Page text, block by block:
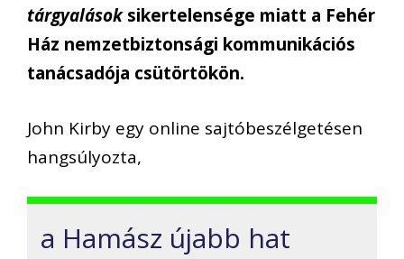
tárgyalásoksikertelensége miatt a Fehér
Ház nemzetbiztonsági kommunikációs
tanácsadója csütörtökön.
John Kirby egy online sajtóbeszélgetésen
hangsúlyozta,
a Hamász újabb hat